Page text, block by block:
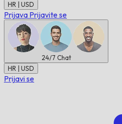
HR | USD
Prijava Prijavite se
24/7 Chat
HR | USD
Prijavi se